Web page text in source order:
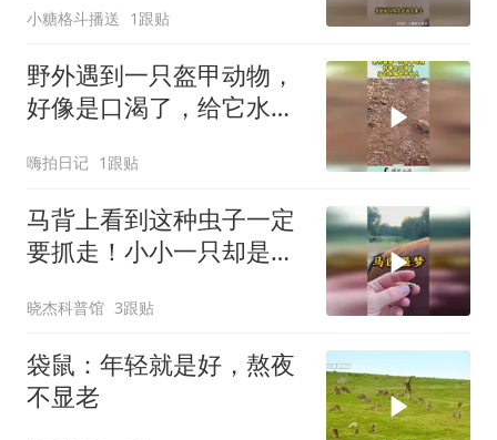
小糖格斗播送 1跟贴
野外遇到一只盔甲动物，
好像是口渴了，给它水喝
嗨拍日记 1跟贴
马背上看到这种虫子一定
要抓走！小小一只却是马
晓杰科普馆 3跟贴
袋鼠：年轻就是好，熬夜
不显老